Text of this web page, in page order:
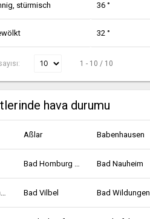
stürmisch 36 °
32 °
1 - 10 / 10
hava durumu
Aßlar Babenhausen
Bad Homburg vor der Höhe Bad Nauheim
Bad Soden-Salmünster Bad Vilbel Bad Wildungen